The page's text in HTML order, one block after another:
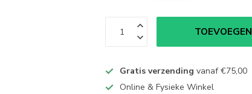
Gratis verzending vanaf€75,00
Online & Fysieke Winkel